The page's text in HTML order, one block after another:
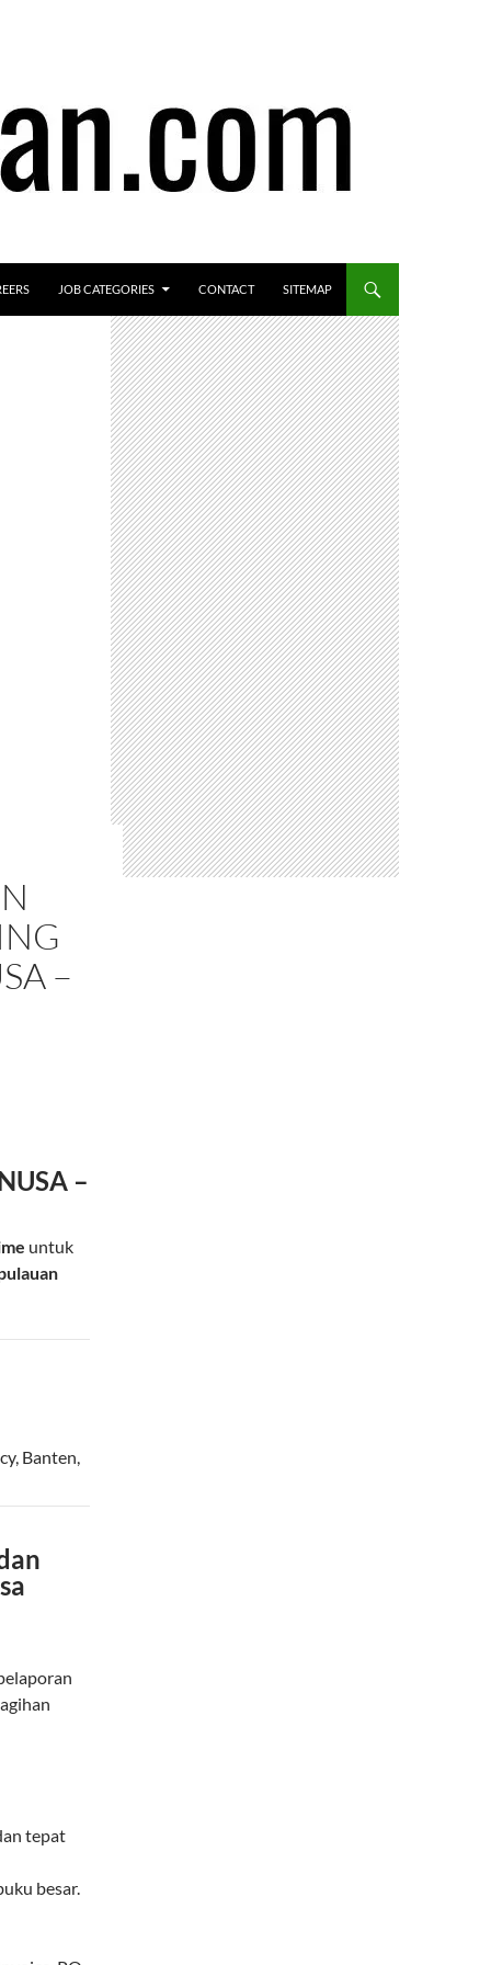
JOB CATEGORIES CONTACT SITEMAP
–
–
untuk
, Banten,
tepat
besar.